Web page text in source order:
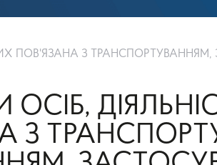
ЗБЕРІГАННЯМ, ЗАСТОСУВАННЯМ ПЕСТИЦИДІВ І
ОСІБ,
З